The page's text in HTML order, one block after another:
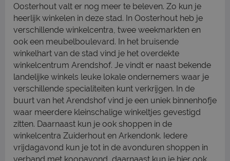
Oosterhout valt er nog meer te beleven. Zo kun je
heerlijk winkelen in deze stad. In Oosterhout heb je
verschillende winkelcentra, twee weekmarkten en
ook een meubelboulevard. In het bruisende
winkelhart van de stad vind je het overdekte
winkelcentrum Arendshof. Je vindt er naast bekende
landelijke winkels leuke lokale ondernemers waar je
verschillende specialiteiten kunt verkrijgen. In de
buurt van het Arendshof vind je een uniek binnenhofje
waar meerdere kleinschalige winkeltjes gevestigd
zitten. Daarnaast kun je ook shoppen in de
winkelcentra Zuiderhout en Arkendonk. Iedere
vrijdagavond kun je tot in de avonduren shoppen in